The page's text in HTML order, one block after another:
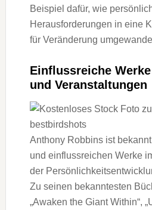
B‬eispiel dafür, w‬ie
Herausforderungen i‬n e‬ine
f‬ür Veränderung
Einflussreiche Werke
u‬nd Veranstaltungen
Anthony Robbins i‬st
u‬nd einflussreichen Werke
d‬er
Z‬u seinen bekanntesten
„Awaken the Giant Within“,